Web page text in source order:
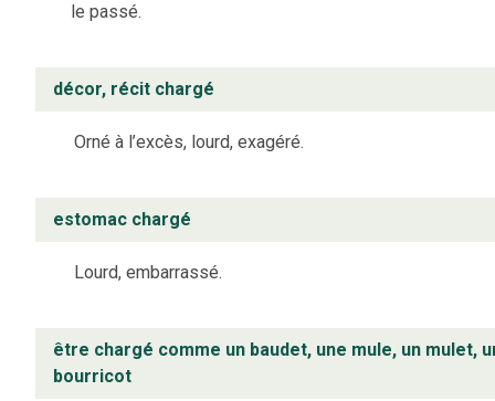
le passé.
décor, récit chargé
Orné à l’excès, lourd, exagéré.
estomac chargé
Lourd, embarrassé.
être chargé comme un baudet, une mule, un mulet,
bourricot